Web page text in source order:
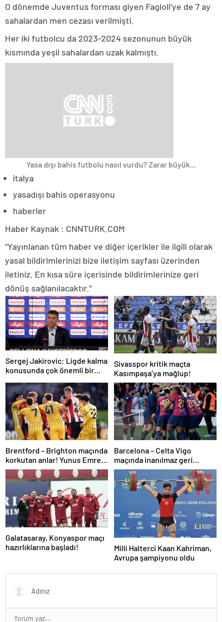
O dönemde Juventus forması giyen Fagioli’ye de 7 ay
sahalardan men cezası verilmişti.
Her iki futbolcu da 2023-2024 sezonunun büyük
kısmında yeşil sahalardan uzak kalmıştı.
Yasa dışı bahis futbolu nasıl vurdu? Zarar büyük…
italya
yasadışı bahis operasyonu
haberler
Haber Kaynak : CNNTURK.COM
“Yayınlanan tüm haber ve diğer içerikler ile ilgili olarak
yasal bildirimlerinizi bize iletişim sayfası üzerinden
iletiniz. En kısa süre içerisinde bildirimlerinize geri
dönüş sağlanılacaktır.”
Sergej Jakirovic: Ligde kalma
konusunda çok önemli bir
Sivasspor kritik maçta
Kasımpaşa’ya mağlup!
Brentford – Brighton maçında
korkutan anlar! Yunus Emre
Konak oyuna devam
edemedi…
Barcelona – Celta Vigo
maçında inanılmaz geri
dönüş! Raphinha maça
damga vurdu
Galatasaray, Konyaspor maçı
hazırlıklarına başladı!
Milli Halterci Kaan Kahriman,
Avrupa şampiyonu oldu